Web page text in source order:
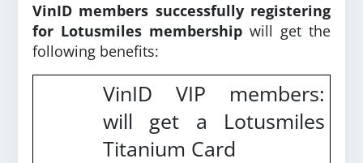
VinID members successfully registering
for Lotusmiles membership will get the
following benefits:
VinID VIP members:
will get a Lotusmiles
Titanium Card